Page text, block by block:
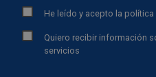
He leído y acepto la política
Quiero recibir información
servicios